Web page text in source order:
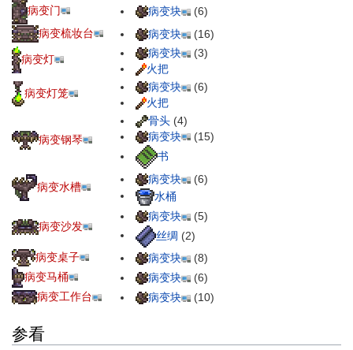
病变门
病变块
(6)
病变梳妆台
病变块
(16)
病变灯
病变块
(3)
火把
病变灯笼
病变块
(6)
火把
病变钢琴
骨头 (4)
病变块
(15)
书
病变水槽
病变块
(6)
水桶
病变沙发
病变块
(5)
丝绸 (2)
病变桌子
病变块
(8)
病变马桶
病变块
(6)
病变工作台
病变块 (10)
参看